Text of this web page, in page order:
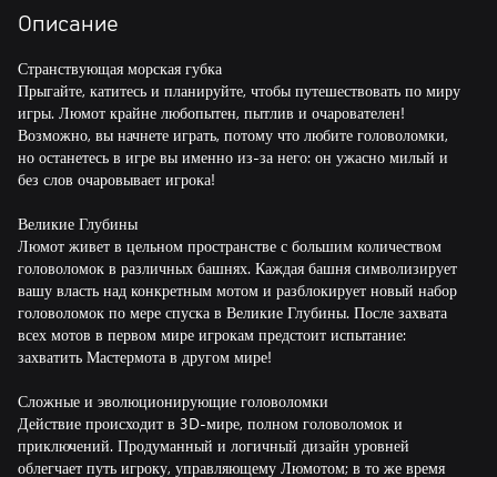
Описание
Странствующая морская губка
Прыгайте, катитесь и планируйте, чтобы путешествовать по миру
игры. Люмот крайне любопытен, пытлив и очарователен!
Возможно, вы начнете играть, потому что любите головоломки,
но останетесь в игре вы именно из-за него: он ужасно милый и
без слов очаровывает игрока!
Великие Глубины
Люмот живет в цельном пространстве с большим количеством
головоломок в различных башнях. Каждая башня символизирует
вашу власть над конкретным мотом и разблокирует новый набор
головоломок по мере спуска в Великие Глубины. После захвата
всех мотов в первом мире игрокам предстоит испытание:
захватить Мастермота в другом мире!
Сложные и эволюционирующие головоломки
Действие происходит в 3D-мире, полном головоломок и
приключений. Продуманный и логичный дизайн уровней
облегчает путь игроку, управляющему Люмотом; в то же время